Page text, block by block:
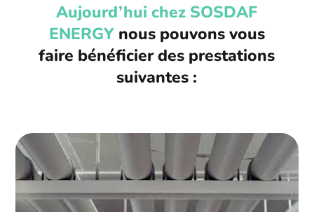
Aujourd’hui chez SOSDAF
ENERGY nous pouvons vous
faire bénéficier des prestations
suivantes :